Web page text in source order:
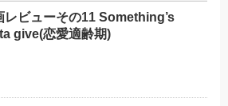
レビューその11 Something’s
give(恋愛適齢期)